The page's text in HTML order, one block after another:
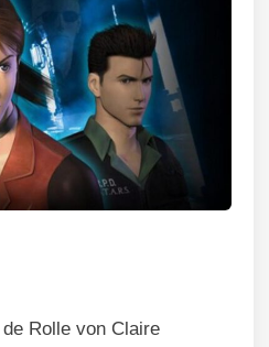
Rolle von Claire